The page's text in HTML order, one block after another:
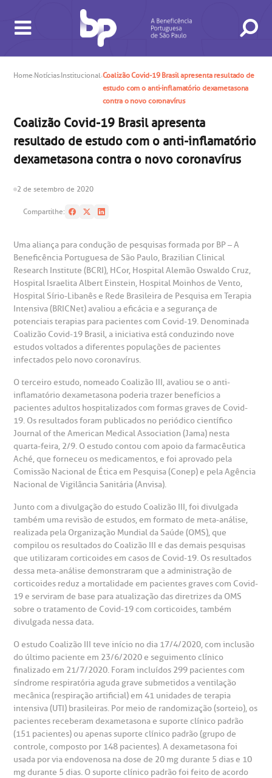
BUSCA
CONSULTAS E EXAMES
de consultas e exames
in antecipado
de exames
de Exames
ATENDIMENTO 24H
SAC
A BP conta com você para melhorar sempre a qualidade do
atendimento e dos serviços prestados.
A Ouvidoria e SAC são canais para você, cliente da BP, tirar
suas dúvidas, registrar suas reclamações ou fazer elogios
relacionados ao nosso atendimento e aos nossos serviços.
Horário de atendimento: 2ª a 6ª feira das 7h às 18h
(11)3505-1000
ouvidoria@bp.org.br
Fale Conosco
CONHEÇA AS UNIDADES
Hospital BP
Saiba mais
Endereço:
Rua Maestro Cardim, 769
CEP: 01323-001 | Bela Vista
São Paulo - SP
BP Mirante
Saiba mais
Endereço:
R. Martiniano de Carvalho, 965
CEP: 01323-001 | Bela Vista
São Paulo - SP
INSTITUCIONAL
e Pesquisa
do médico
de conduta
Financeiras
social da BP
corporativa
social
a BP
Conosco
de Benchmarking
NOSSOS SERVIÇOS
Telemedicina BP
Teleinterconsulta
Centro de Doenças Autoimunes
INFORMAÇÕES ÚTEIS
de atendimento
de Infarto SUS
de Visita
socorro
de cópia de prontuário médico
de orçamento particular
de veracidade de atestado
atendimento
Cirurgia
frequentes
ESPECIALIDADES
de Oncologia e Hematologia
de Excelência em Neurologia e
de Excelência em Ortopedia
especialidades
HomeNotíciasInstitucionalCoalizão Covid-19 Brasil apresenta resultado de
estudo com o anti-inflamatório dexametasona
contra o novo coronavírus
Coalizão Covid-19 Brasil apresenta
resultado de estudo com o anti-inflamatório
dexametasona contra o novo coronavírus
2 de setembro de 2020
Compartilhe:
Uma aliança para condução de pesquisas formada por BP – A
Beneficência Portuguesa de São Paulo, Brazilian Clinical
Research Institute (BCRI), HCor, Hospital Alemão Oswaldo Cruz,
Hospital Israelita Albert Einstein, Hospital Moinhos de Vento,
Hospital Sírio-Libanês e Rede Brasileira de Pesquisa em Terapia
Intensiva (BRICNet) avaliou a eficácia e a segurança de
potenciais terapias para pacientes com Covid-19. Denominada
Coalizão Covid-19 Brasil, a iniciativa está conduzindo nove
estudos voltados a diferentes populações de pacientes
infectados pelo novo coronavírus.
O terceiro estudo, nomeado Coalizão III, avaliou se o anti-
inflamatório dexametasona poderia trazer benefícios a
pacientes adultos hospitalizados com formas graves de Covid-
19. Os resultados foram publicados no periódico científico
Journal of the American Medical Association (Jama) nesta
quarta-feira, 2/9. O estudo contou com apoio da farmacêutica
Aché, que forneceu os medicamentos, e foi aprovado pela
Comissão Nacional de Ética em Pesquisa (Conep) e pela Agência
Nacional de Vigilância Sanitária (Anvisa).
Junto com a divulgação do estudo Coalizão III, foi divulgada
também uma revisão de estudos, em formato de meta-análise,
realizada pela Organização Mundial da Saúde (OMS), que
compilou os resultados do Coalizão III e das demais pesquisas
que utilizaram corticoides em casos de Covid-19. Os resultados
dessa meta-análise demonstraram que a administração de
corticoides reduz a mortalidade em pacientes graves com Covid-
19 e serviram de base para atualização das diretrizes da OMS
sobre o tratamento de Covid-19 com corticoides, também
divulgada nessa data.
O estudo Coalizão III teve início no dia 17/4/2020, com inclusão
do último paciente em 23/6/2020 e seguimento clínico
finalizado em 21/7/2020. Foram incluídos 299 pacientes com
síndrome respiratória aguda grave submetidos a ventilação
mecânica (respiração artificial) em 41 unidades de terapia
intensiva (UTI) brasileiras. Por meio de randomização (sorteio), os
pacientes receberam dexametasona e suporte clínico padrão
(151 pacientes) ou apenas suporte clínico padrão (grupo de
controle, composto por 148 pacientes). A dexametasona foi
usada por via endovenosa na dose de 20 mg durante 5 dias e 10
mg durante 5 dias. O suporte clínico padrão foi feito de acordo